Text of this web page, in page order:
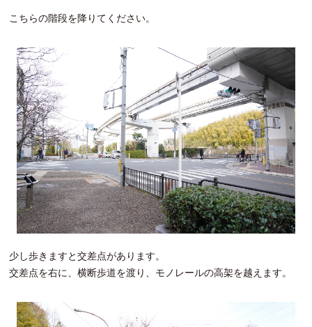
こちらの階段を降りてください。
少し歩きますと交差点があります。
交差点を右に、横断歩道を渡り、モノレールの高架を越えます。